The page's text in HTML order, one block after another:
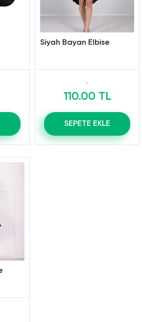
Siyah Bayan Elbise
110.00 TL
SEPETE EKLE